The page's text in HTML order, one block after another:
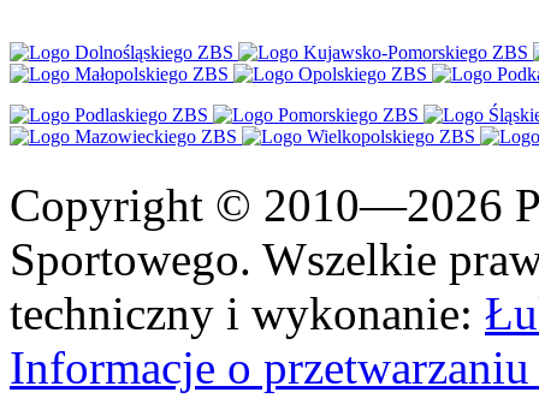
Copyright © 2010—2026
Sportowego. Wszelkie
techniczny i wykonanie:
Informacje o